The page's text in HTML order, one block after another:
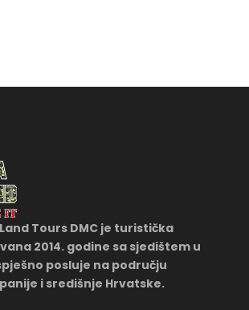
Tours DMC je turistička
2014. godine sa sjedištem u
posluje na području
i središnje Hrvatske.